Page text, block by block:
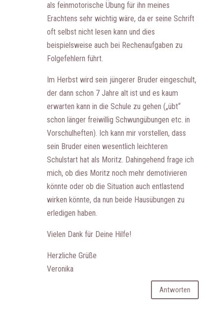
als feinmotorische Übung für ihn meines
Erachtens sehr wichtig wäre, da er seine Schrift
oft selbst nicht lesen kann und dies
beispielsweise auch bei Rechenaufgaben zu
Folgefehlern führt.
Im Herbst wird sein jüngerer Bruder eingeschult,
der dann schon 7 Jahre alt ist und es kaum
erwarten kann in die Schule zu gehen („übt“
schon länger freiwillig Schwungübungen etc. in
Vorschulheften). Ich kann mir vorstellen, dass
sein Bruder einen wesentlich leichteren
Schulstart hat als Moritz. Dahingehend frage ich
mich, ob dies Moritz noch mehr demotivieren
könnte oder ob die Situation auch entlastend
wirken könnte, da nun beide Hausübungen zu
erledigen haben.
Vielen Dank für Deine Hilfe!
Herzliche Grüße
Veronika
Antworten